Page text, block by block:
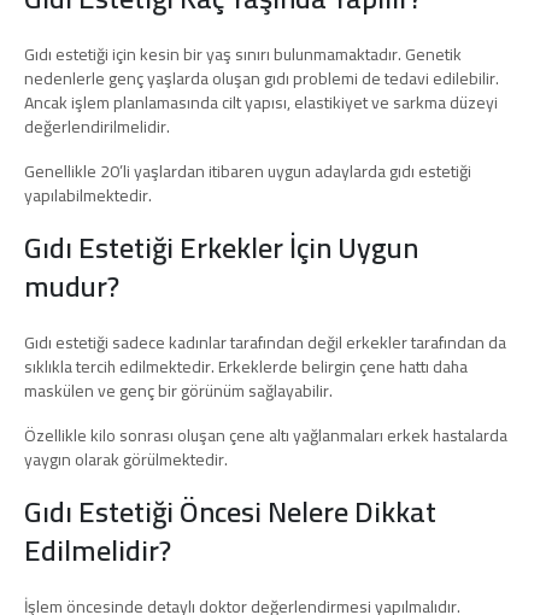
Gıdı estetiği için kesin bir yaş sınırı bulunmamaktadır. Genetik
nedenlerle genç yaşlarda oluşan gıdı problemi de tedavi edilebilir.
Ancak işlem planlamasında cilt yapısı, elastikiyet ve sarkma düzeyi
değerlendirilmelidir.
Genellikle 20’li yaşlardan itibaren uygun adaylarda gıdı estetiği
yapılabilmektedir.
Gıdı Estetiği Erkekler İçin Uygun
mudur?
Gıdı estetiği sadece kadınlar tarafından değil erkekler tarafından da
sıklıkla tercih edilmektedir. Erkeklerde belirgin çene hattı daha
maskülen ve genç bir görünüm sağlayabilir.
Özellikle kilo sonrası oluşan çene altı yağlanmaları erkek hastalarda
yaygın olarak görülmektedir.
Gıdı Estetiği Öncesi Nelere Dikkat
Edilmelidir?
İşlem öncesinde detaylı doktor değerlendirmesi yapılmalıdır.